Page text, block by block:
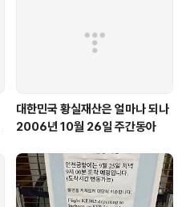
대한민국 황실재산은 얼마나 되나
2006년 10월 26일 주간동아